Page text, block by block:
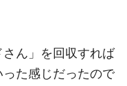
ん」を回収すれば
った感じだったので